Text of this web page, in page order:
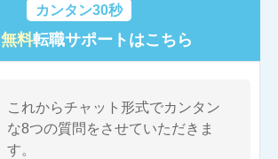
カンタン30秒
無料転職サポートはこちら
これからチャット形式でカンタン
な8つの質問をさせていただきま
す。